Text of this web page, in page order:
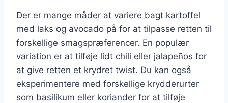
Der er mange måder at variere bagt kartoffel
med laks og avocado på for at tilpasse retten til
forskellige smagspræferencer. En populær
variation er at tilføje lidt chili eller jalapeños for
at give retten et krydret twist. Du kan også
eksperimentere med forskellige krydderurter
som basilikum eller koriander for at tilføje